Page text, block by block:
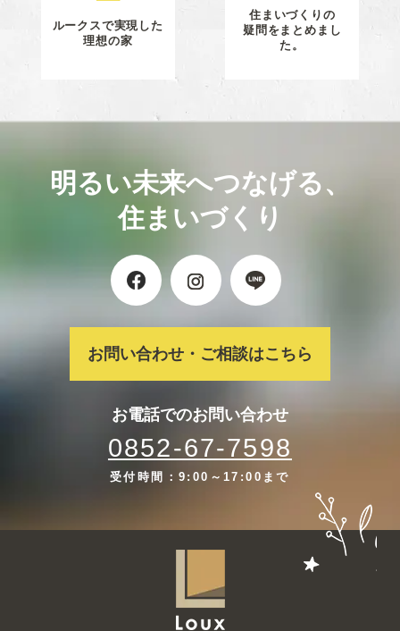
ルークスで実現した
理想の家
住まいづくりの
疑問をまとめまし
た。
明るい未来へつなげる、
住まいづくり
お問い合わせ・ご相談はこちら
お電話でのお問い合わせ
0852-67-7598
受付時間：9:00～17:00まで